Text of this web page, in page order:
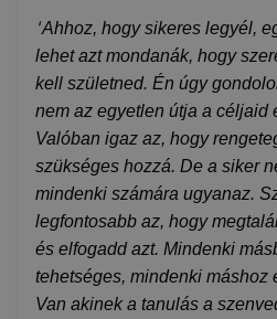
"Ahhoz, hogy sikeres legyél,
lehet azt mondanák, hogy
kell születned. Én úgy
nem az egyetlen útja a céljaid
Valóban igaz az, hogy
szükséges hozzá. De a siker
mindenki számára ugyanaz.
legfontosabb az, hogy
és elfogadd azt. Mindenki
tehetséges, mindenki máshoz
Van akinek a tanulás a